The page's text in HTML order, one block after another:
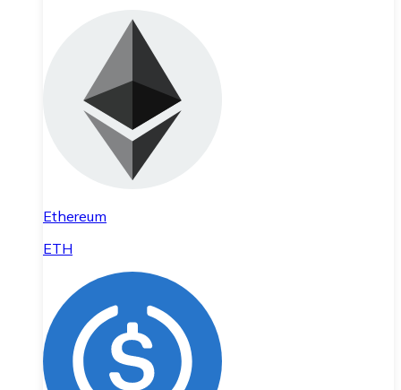
Ethereum
ETH